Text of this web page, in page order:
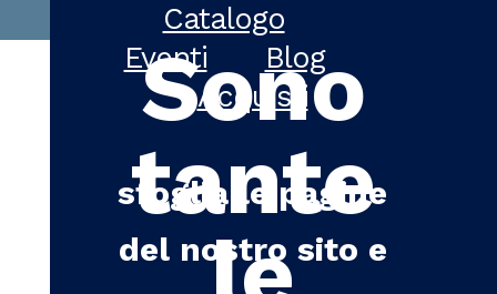
Catalogo
Eventi
Blog
Acquisti
Sono
tante
sfoglia le pagine
del nostro sito e